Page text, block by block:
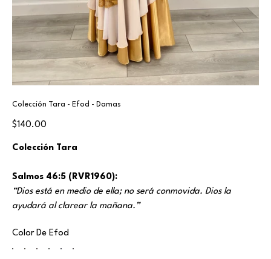
Colección Tara - Efod - Damas
Price
$140.00
Colección Tara
Salmos 46:5 (RVR1960):
“Dios está en medio de ella; no será conmovida. Dios la
ayudará al clarear la mañana.”
Color De Efod